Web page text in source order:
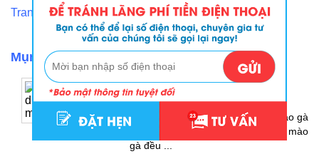
Trang Chủ Bệnh xã hội › Mụn rộp sinh dục
Mụn rộp sinh dục
Mụn rộp sinh dục có phải là sùi
mào gà không?
Mụn rộp sinh dục có phải là sùi mào gà
không? Mụn rộp sinh dục và sùi mào
gà đều ...